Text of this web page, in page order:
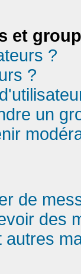
et
?
?
un
de
des